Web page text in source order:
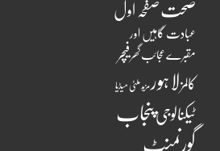
صحت صفحہ اول
عبادت گاہیں اور
مقبرے عجائب گھر فیچر
کالمزلاہور مزید ملٹی میڈیا
ٹیکنالوجیپنجاب
گورنمنٹ